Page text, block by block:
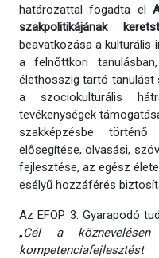
határozattal fogadta el
szakpolitikájának
beavatkozása a kulturális
a felnőttkori
élethosszig tartó tanulást
a szociokulturális
tevékenységek
szakképzésbe
elősegítése, olvasási,
fejlesztése, az egész
esélyű hozzáférés
Az EFOP 3. Gyarapodó
„Cél a